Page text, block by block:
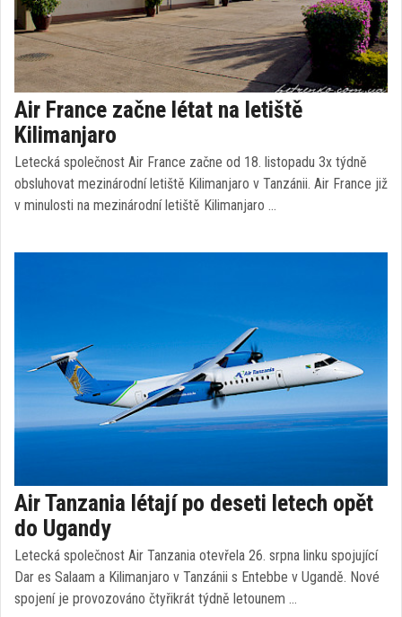
Air France začne létat na letiště
Kilimanjaro
Letecká společnost Air France začne od 18. listopadu 3x týdně
obsluhovat mezinárodní letiště Kilimanjaro v Tanzánii. Air France již
v minulosti na mezinárodní letiště Kilimanjaro …
Air Tanzania létají po deseti letech opět
do Ugandy
Letecká společnost Air Tanzania otevřela 26. srpna linku spojující
Dar es Salaam a Kilimanjaro v Tanzánii s Entebbe v Ugandě. Nové
spojení je provozováno čtyřikrát týdně letounem …